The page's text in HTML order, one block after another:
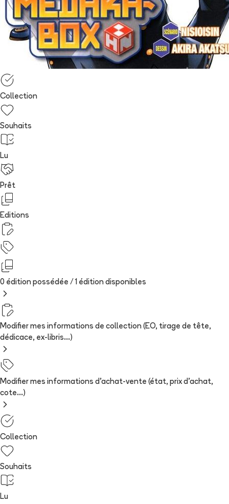
Collection
Souhaits
Lu
Prêt
Editions
0 édition possédée / 1 édition disponibles
Modifier mes informations de collection (EO, tirage de tête,
dédicace, ex-libris...)
Modifier mes informations d'achat-vente (état, prix d'achat,
cote...)
Collection
Souhaits
Lu